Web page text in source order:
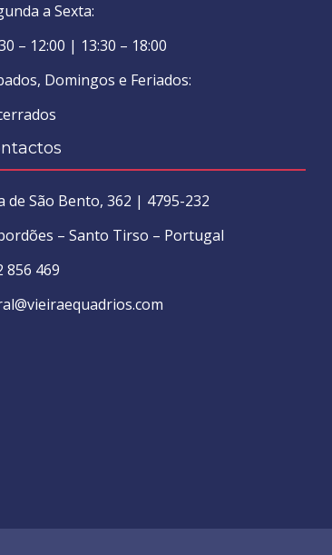
a Sexta:
– 12:00 | 13:30 – 18:00
Domingos e Feriados:
de São Bento, 362 | 4795-232
– Santo Tirso – Portugal
856 469